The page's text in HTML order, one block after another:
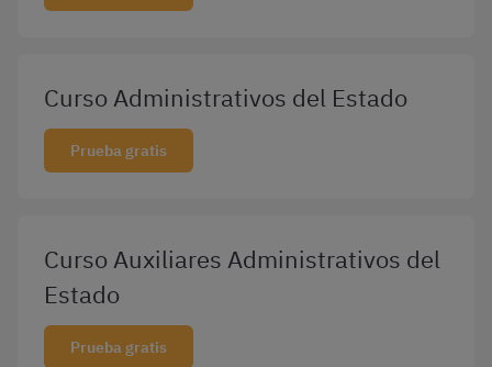
Curso Administrativos del Estado
Prueba gratis
Curso Auxiliares Administrativos del
Estado
Prueba gratis